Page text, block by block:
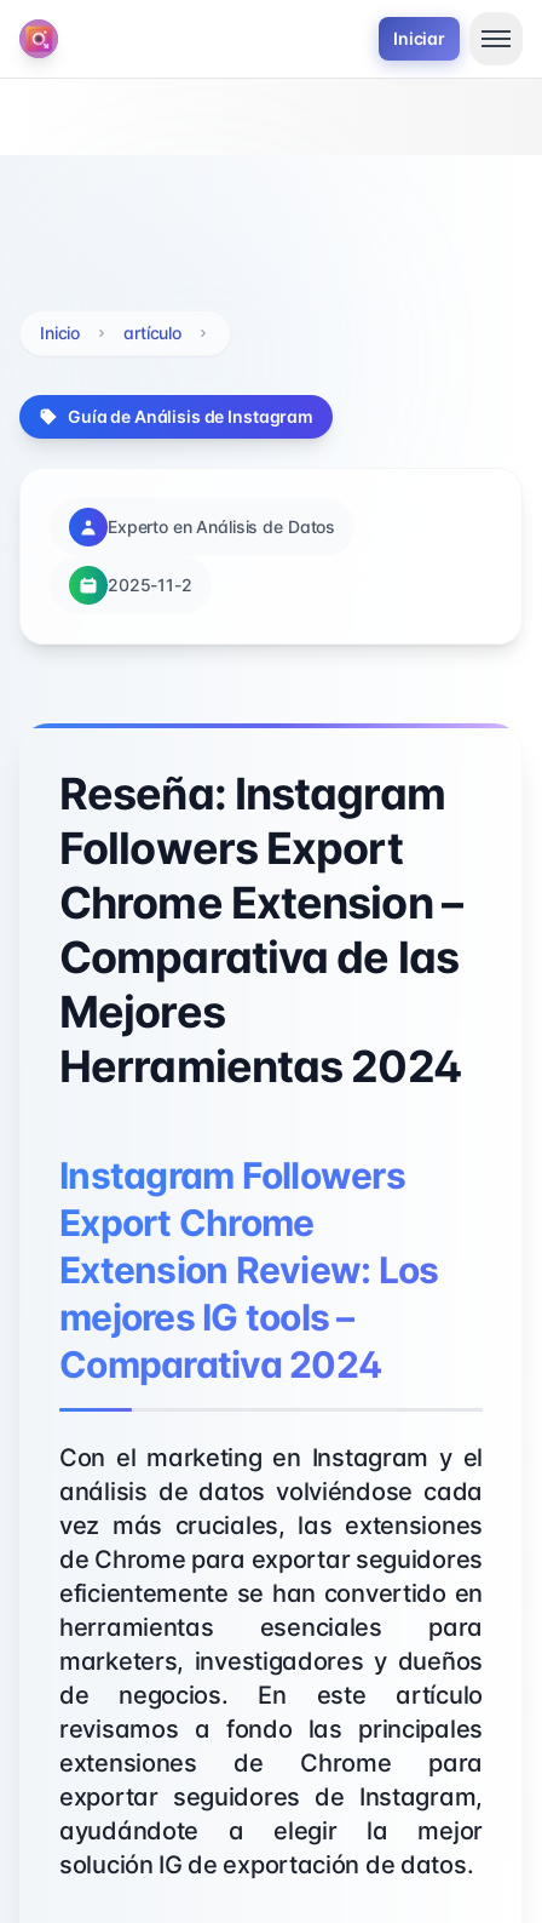
Iniciar
Inicio artículo
Guía de Análisis de Instagram
Experto en Análisis de Datos
2025-11-2
Reseña: Instagram
Followers Export
Chrome Extension –
Comparativa de las
Mejores
Herramientas 2024
Instagram Followers
Export Chrome
Extension Review: Los
mejores IG tools –
Comparativa 2024
Con el marketing en Instagram y el
análisis de datos volviéndose cada
vez más cruciales, las extensiones
de Chrome para exportar seguidores
eficientemente se han convertido en
herramientas esenciales para
marketers, investigadores y dueños
de negocios. En este artículo
revisamos a fondo las principales
extensiones de Chrome para
exportar seguidores de Instagram,
ayudándote a elegir la mejor
solución IG de exportación de datos.